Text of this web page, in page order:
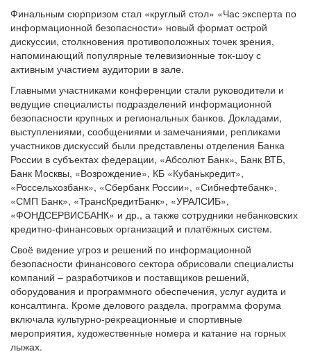
Финальным сюрпризом стал «круглый стол» «Час эксперта по
информационной безопасности» новый формат острой
дискуссии, столкновения противоположных точек зрения,
напоминающий популярные телевизионные ток-шоу с
активным участием аудитории в зале.
Главными участниками конференции стали руководители и
ведущие специалисты подразделений информационной
безопасности крупных и региональных банков. Докладами,
выступлениями, сообщениями и замечаниями, репликами
участников дискуссий были представлены отделения Банка
России в субъектах федерации, «Абсолют Банк», Банк ВТБ,
Банк Москвы, «Возрождение», КБ «Кубанькредит»,
«Россельхозбанк», «Сбербанк России», «Сибнефтебанк»,
«СМП Банк», «ТрансКредитБанк», «УРАЛСИБ»,
«ФОНДСЕРВИСБАНК» и др., а также сотрудники небанковских
кредитно-финансовых организаций и платёжных систем.
Своё видение угроз и решений по информационной
безопасности финансового сектора обрисовали специалисты
компаний – разработчиков и поставщиков решений,
оборудования и программного обеспечения, услуг аудита и
консалтинга. Кроме делового раздела, программа форума
включала культурно-рекреационные и спортивные
мероприятия, художественные номера и катание на горных
лыжах.